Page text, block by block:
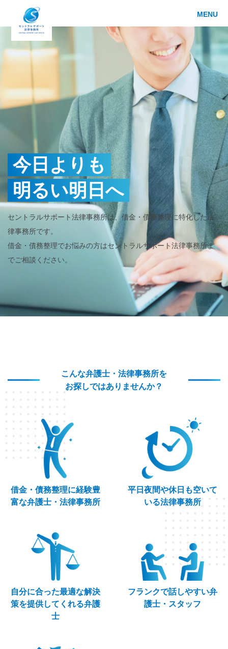
MENU
今日よりも
明るい明日へ
セントラルサポート法律事務所は、借金・債務整理に特化した法
律事務所です。
借金・債務整理でお悩みの方はセントラルサポート法律事務所ま
でご相談ください。
こんな弁護士・法律事務所を
お探しではありませんか？
借金・債務整理に経験豊
富な弁護士・法律事務所
平日夜間や休日も空いて
いる法律事務所
自分に合った最適な解決
策を提供してくれる弁護
士
フランクで話しやすい弁
護士・スタッフ